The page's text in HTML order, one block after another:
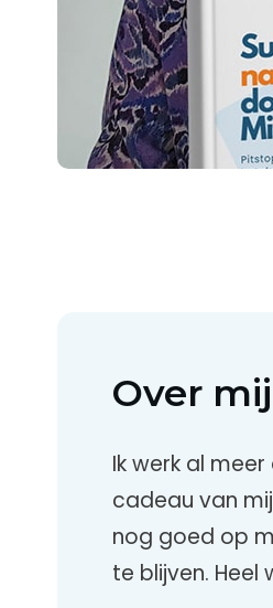
Over
Ik werk al
cadeau van
nog goed op
te blijven. Heel